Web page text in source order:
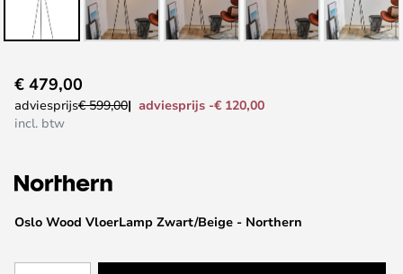
naar
het
de
gallerij
Oslo Wood VloerLamp Zwart/Beige - Northern
€ 479,00
adviesprijs€ 599,00
adviesprijs -€ 120,00
incl. btw